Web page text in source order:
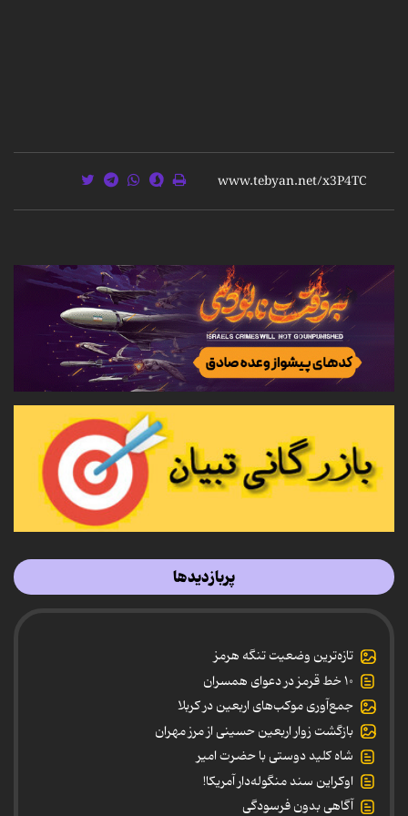
پربازدیدها
تازه‌ترین وضعیت تنگه هرمز
۱۰ خط قرمز در دعوای همسران
جمع‌آوری موکب‌های اربعین در کربلا
بازگشت زوار اربعین حسینی از مرز مهران
شاه کلید دوستی با حضرت امیر
اوکراین سند منگوله‌دار آمریکا!
آگاهی بدون فرسودگی